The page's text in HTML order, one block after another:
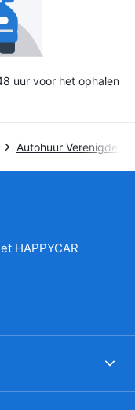
uur voor het ophalen
Autohuur Verenigde
HAPPYCAR